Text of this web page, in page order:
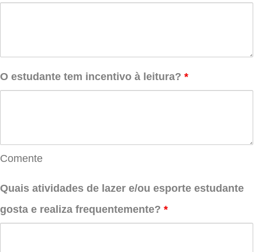
O estudante tem incentivo à leitura? *
Comente
Quais atividades de lazer e/ou esporte estudante
gosta e realiza frequentemente? *